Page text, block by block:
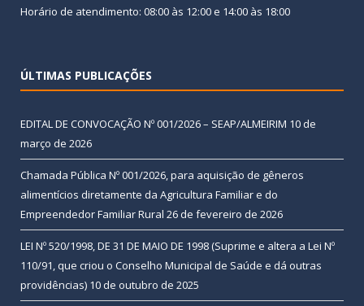
Horário de atendimento: 08:00 às 12:00 e 14:00 às 18:00
ÚLTIMAS PUBLICAÇÕES
EDITAL DE CONVOCAÇÃO Nº 001/2026 – SEAP/ALMEIRIM 10 de
março de 2026
Chamada Pública Nº 001/2026, para aquisição de gêneros
alimentícios diretamente da Agricultura Familiar e do
Empreendedor Familiar Rural 26 de fevereiro de 2026
LEI Nº 520/1998, DE 31 DE MAIO DE 1998 (Suprime e altera a Lei Nº
110/91, que criou o Conselho Municipal de Saúde e dá outras
providências) 10 de outubro de 2025